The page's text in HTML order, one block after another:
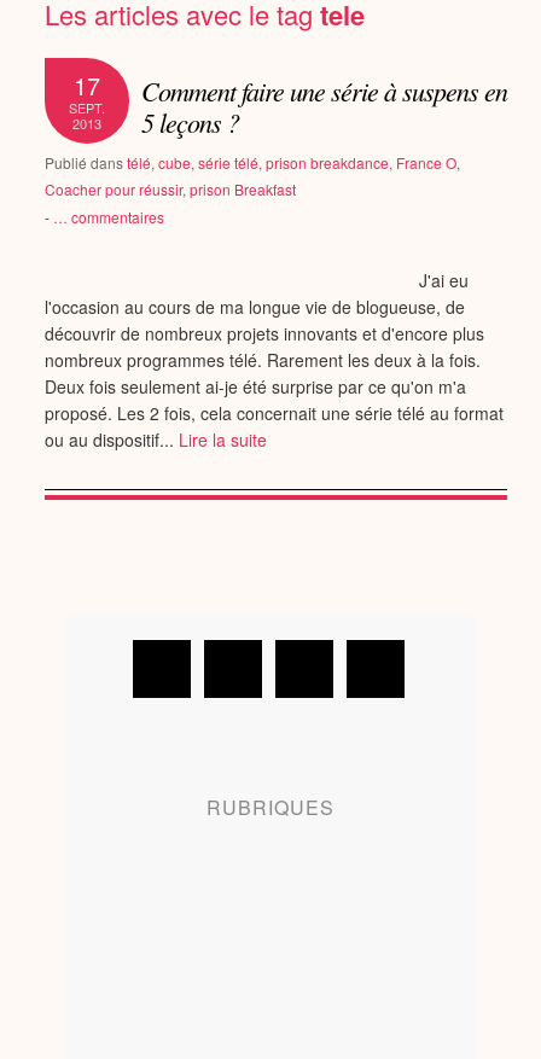
Les articles avec le tagtele
17
SEPT.
2013
Comment faire une série à suspens en
5 leçons ?
Publié dans télé,cube,série télé,prison breakdance, France O,
Coacher pour réussir,prison Breakfast
- … commentaires
J'ai eu
l'occasion au cours de ma longue vie de blogueuse, de
découvrir de nombreux projets innovants et d'encore plus
nombreux programmes télé. Rarement les deux à la fois.
Deux fois seulement ai-je été surprise par ce qu'on m'a
proposé. Les 2 fois, cela concernait une série télé au format
ou au dispositif... Lire la suite
RUBRIQUES